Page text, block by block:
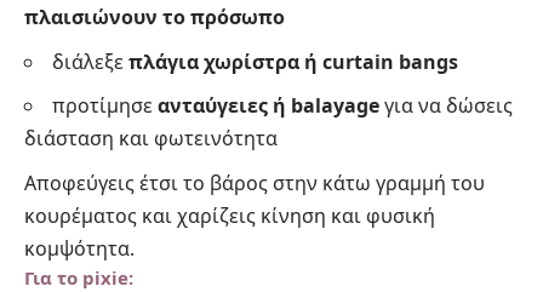
πλαισιώνουν το πρόσωπο
διάλεξεπλάγια χωρίστρα ή curtain bangs
προτίμησεανταύγειες ή balayageγια να δώσεις
διάσταση και φωτεινότητα
Αποφεύγεις έτσι το βάρος στην κάτω γραμμή του
κουρέματος και χαρίζεις κίνηση και φυσική
κομψότητα.
Για το pixie: